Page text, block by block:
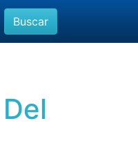
Buscar